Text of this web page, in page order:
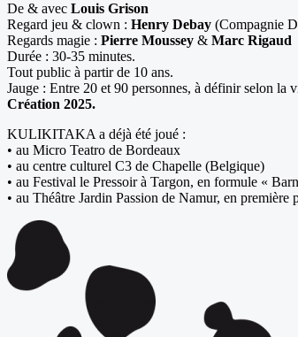
De & avec Louis Grison
Regard jeu & clown : Henry Debay (Compagnie
Regards magie : Pierre Moussey & Marc Rigaud
Durée : 30-35 minutes.
Tout public à partir de 10 ans.
Jauge : Entre 20 et 90 personnes, à définir selon la
Création 2025.
KULIKITAKA a déjà été joué :
• au Micro Teatro de Bordeaux
• au centre culturel C3 de Chapelle (Belgique)
• au Festival le Pressoir à Targon, en formule «
• au Théâtre Jardin Passion de Namur, en